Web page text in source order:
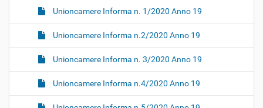
Unioncamere Informa n. 1/2020 Anno 19
Unioncamere Informa n.2/2020 Anno 19
Unioncamere Informa n. 3/2020 Anno 19
Unioncamere Informa n.4/2020 Anno 19